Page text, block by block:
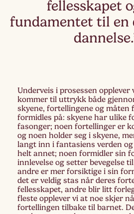
fellesskapet
fundamentet til en
Underveis i prosessen
kommer til uttrykk både
skyene, fortellingene og måten
formidles på: skyene har ulike
fasonger; noen fortellinger er
og noen holder seg i skyene,
langt inn i fantasiens verden
helt annet; noen formidler sin
innlevelse og setter bevegelse
andre er mer forsiktige i sin
det er veldig stas når deres
fellesskapet, andre blir litt
fleste opplever vi at noe skjer
fortellingen tilbake til barnet.